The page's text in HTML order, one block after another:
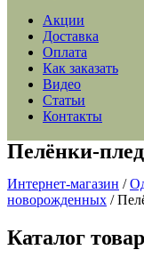
Акции
Доставка
Оплата
Как заказать
Видео
Статьи
Контакты
Пелёнки-
Интернет-магазин /
новорожденных /
Каталог